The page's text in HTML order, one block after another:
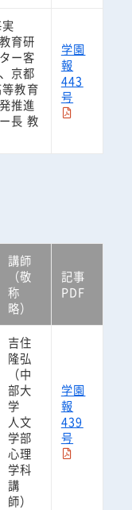
育研
ー客
京都
教育
推進
長 教
学園
報
443
号
講師
（敬
称
略）
記事
PDF
吉住
隆弘
（中
部大
学
人文
学部
心理
学科
講
師）
学園
報
439
号